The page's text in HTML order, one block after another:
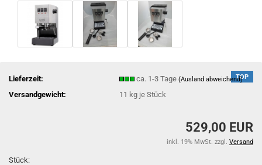
TOP
Lieferzeit: ca. 1-3 Tage(Ausland abweichend)
Versandgewicht: 11 kg je Stück
529,00 EUR
inkl. 19% MwSt. zzgl. Versand
Stück: